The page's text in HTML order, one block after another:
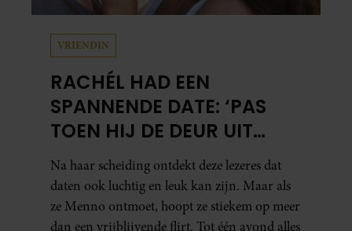
VRIENDIN
RACHÉL HAD EEN
SPANNENDE DATE: ‘PAS
TOEN HIJ DE DEUR UIT
WAS, BESEFTE IK WAT ER
ECHT WAS GEBEURD’
Na haar scheiding ontdekt deze lezeres dat
daten ook luchtig en leuk kan zijn. Maar als
ze Menno ontmoet, hoopt ze stiekem op meer
dan een vrijblijvende flirt. Tot één avond alles